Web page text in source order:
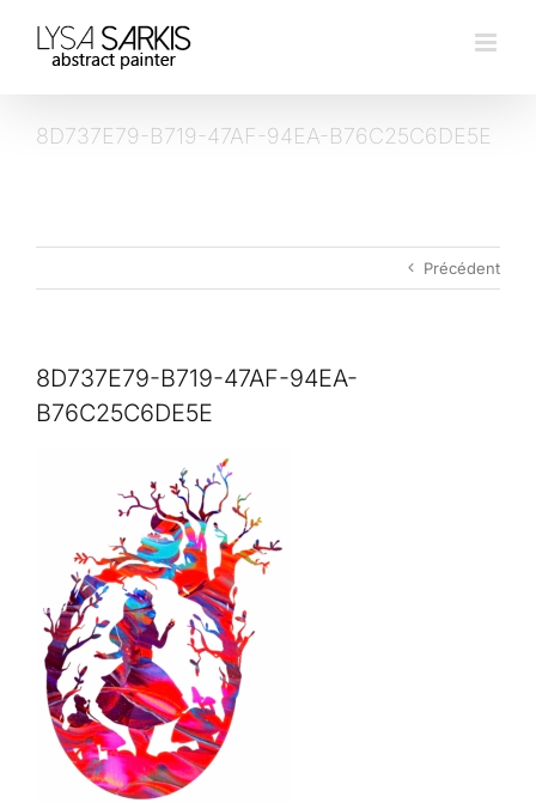
contenu
8D737E79-B719-47AF-94EA-B76C25C6DE5E
Précédent
8D737E79-B719-47AF-94EA-
B76C25C6DE5E